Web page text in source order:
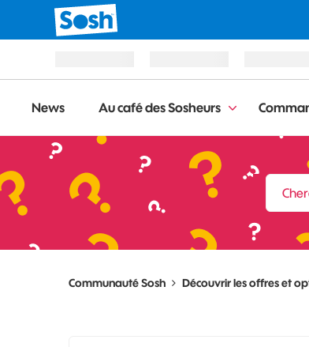
News Au café des Sosheurs
Communauté Sosh Découvrir les offres et